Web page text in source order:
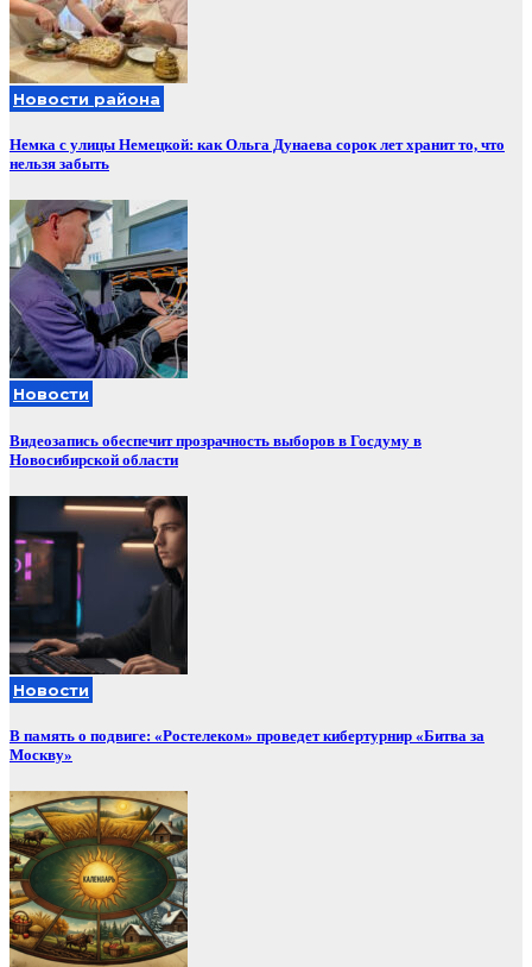
Новости района
Немка с улицы Немецкой: как Ольга Дунаева сорок лет хранит то, что
нельзя забыть
Новости
Видеозапись обеспечит прозрачность выборов в Госдуму в
Новосибирской области
Новости
В память о подвиге: «Ростелеком» проведет кибертурнир «Битва за
Москву»